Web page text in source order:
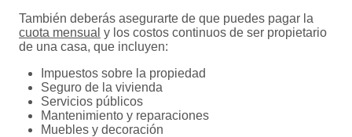
También deberás asegurarte de que puedes pagar la
cuota mensual y los costos continuos de ser propietario
de una casa, que incluyen:
Impuestos sobre la propiedad
Seguro de la vivienda
Servicios públicos
Mantenimiento y reparaciones
Muebles y decoración